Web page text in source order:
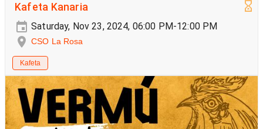
Kafeta Kanaria
Saturday, Nov 23, 2024, 06:00 PM-12:00 PM
CSO La Rosa
Kafeta